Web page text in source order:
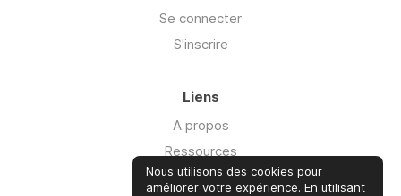
Se connecter
S'inscrire
Liens
A propos
Ressources
Advisory
Nous utilisons des cookies pour
améliorer votre expérience. En utilisant